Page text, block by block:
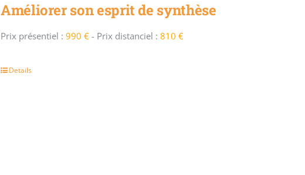
Améliorer son esprit de synthèse
Prix présentiel : 990 €- Prix distanciel : 810 €
Details